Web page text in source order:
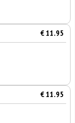
€ 11.95
€ 11.95